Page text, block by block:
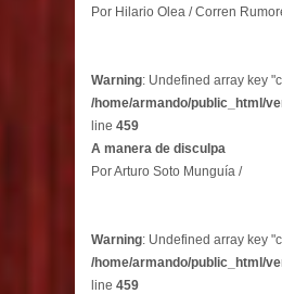
Por Hilario Olea / Corren
Warning: Undefined array key
/home/armando/public_html/
line 459
A manera de disculpa
Por Arturo Soto Munguía /
Warning: Undefined array key
/home/armando/public_html/
line 459